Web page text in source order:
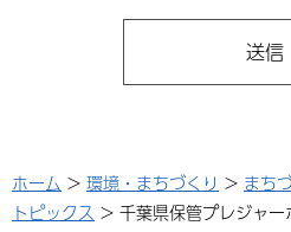
ホーム > 環境・まちづくり > まち
トピックス > 千葉県保管プレジャー